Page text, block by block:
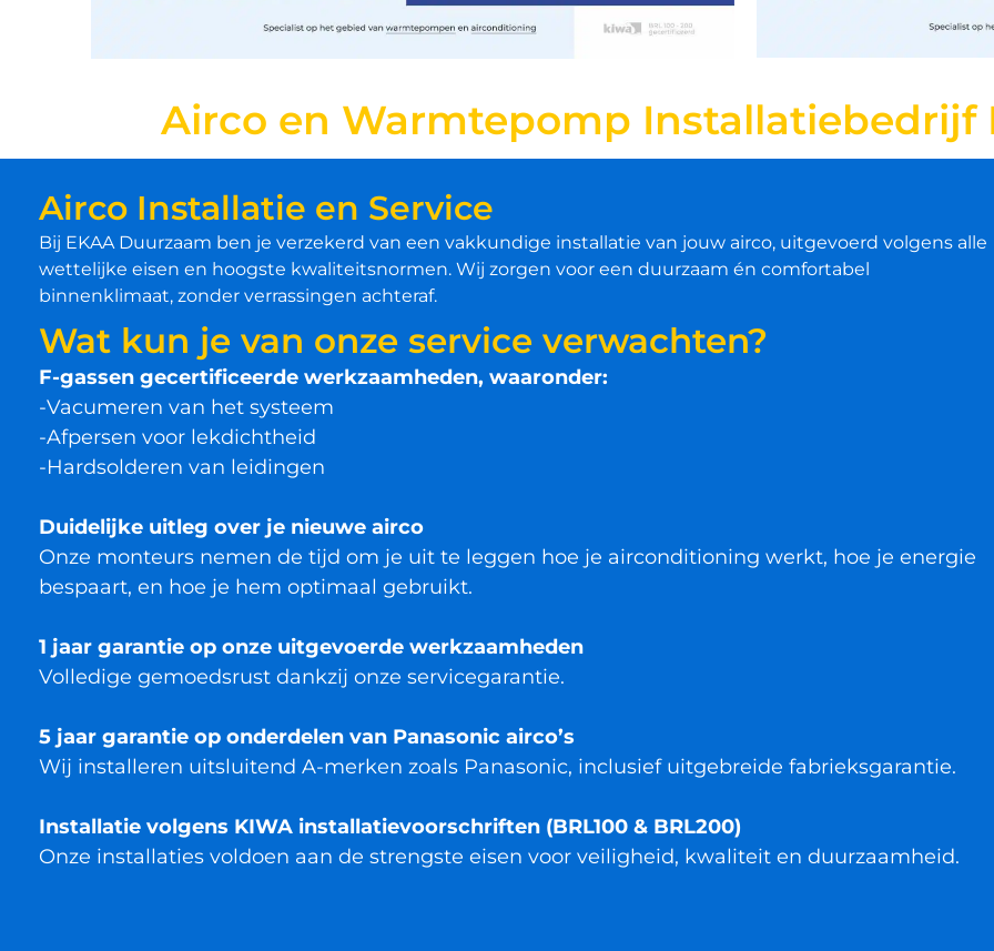
Airco en Warmtepomp Installatiebedrijf
Airco Installatie en Service
Bij EKAA Duurzaam ben je verzekerd van een vakkundige installatie van jouw airco, uitgevoerd volgens alle
wettelijke eisen en hoogste kwaliteitsnormen. Wij zorgen voor een duurzaam én comfortabel
binnenklimaat, zonder verrassingen achteraf.
Wat kun je van onze service verwachten?
F-gassen gecertificeerde werkzaamheden, waaronder:
-Vacumeren van het systeem
-Afpersen voor lekdichtheid
-Hardsolderen van leidingen
Duidelijke uitleg over je nieuwe airco
Onze monteurs nemen de tijd om je uit te leggen hoe je airconditioning werkt, hoe je energie
bespaart, en hoe je hem optimaal gebruikt.
1 jaar garantie op onze uitgevoerde werkzaamheden
Volledige gemoedsrust dankzij onze servicegarantie.
5 jaar garantie op onderdelen van Panasonic airco’s
Wij installeren uitsluitend A-merken zoals Panasonic, inclusief uitgebreide fabrieksgarantie.
Installatie volgens KIWA installatievoorschriften (BRL100 & BRL200)
Onze installaties voldoen aan de strengste eisen voor veiligheid, kwaliteit en duurzaamheid.